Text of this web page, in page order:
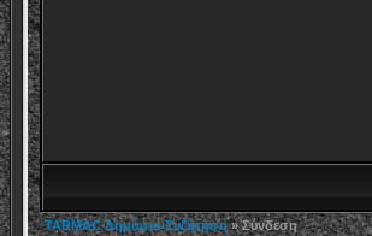
TARMAC Δημόσια Συζήτηση» Σύνδεση